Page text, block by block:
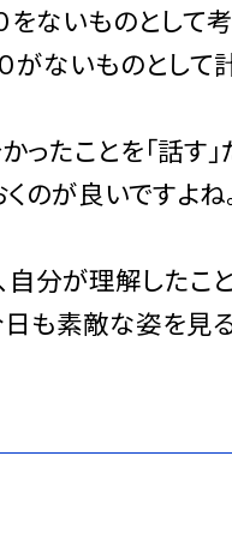
をないものとして
０がないものとし
ったことを「話す
くのが良いですよ
分が理解したこ
日も素敵な姿を見